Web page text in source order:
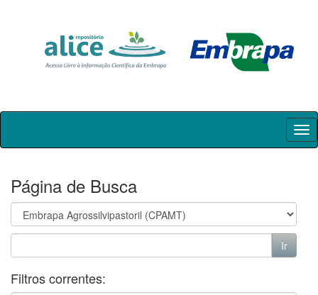
Skip
Página de Busca
Filtros correntes: